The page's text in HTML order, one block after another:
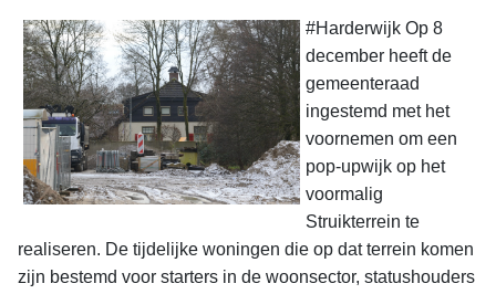
#Harderwijk Op 8
december heeft de
gemeenteraad
ingestemd met het
voornemen om een
pop-upwijk op het
voormalig
Struikterrein te
realiseren. De tijdelijke woningen die op dat terrein komen
zijn bestemd voor starters in de woonsector, statushouders